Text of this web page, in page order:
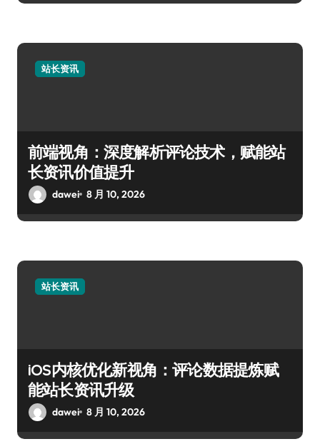
站长资讯
前端视角：深度解析评论技术，赋能站
长资讯价值提升
dawei 8 月 10, 2026
站长资讯
iOS内核优化新视角：评论数据提炼赋
能站长资讯升级
dawei 8 月 10, 2026